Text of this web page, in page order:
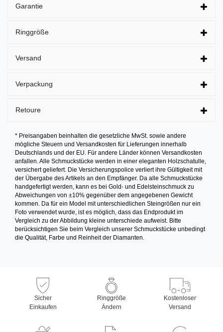
Garantie
Ringgröße
Versand
Verpackung
Retoure
* Preisangaben beinhalten die gesetzliche MwSt. sowie andere
mögliche Steuern und Versandkosten für Lieferungen innerhalb
Deutschlands und der EU. Für andere Länder können Versandkosten
anfallen. Alle Schmuckstücke werden in einer eleganten Holzschatulle,
versichert geliefert. Die Versicherungspolice verliert ihre Gültigkeit mit
der Übergabe des Artikels an den Empfänger. Da alle Schmuckstücke
handgefertigt werden, kann es bei Gold- und Edelsteinschmuck zu
Abweichungen von ±10% gegenüber dem angegebenen Gewicht
kommen. Da für ein Model mit unterschiedlichen Steingrößen nur ein
Foto verwendet wurde, ist es möglich, dass das Endprodukt im
Vergleich zu der Abbildung kleine unterschiede aufweist. Bitte
berücksichtigen Sie beim Vergleich unserer Schmuckstücke unbedingt
die Qualität, Farbe und Reinheit der Diamanten.
Sicher
Einkaufen
Ringgröße
Ändern
Kostenloser
Versand